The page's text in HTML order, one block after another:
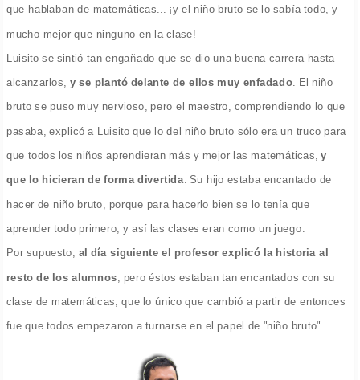
que hablaban de matemáticas... ¡y el niño bruto se lo sabía todo, y
mucho mejor que ninguno en la clase!
Luisito se sintió tan engañado que se dio una buena carrera hasta
alcanzarlos, y se plantó delante de ellos muy enfadado. El niño
bruto se puso muy nervioso, pero el maestro, comprendiendo lo que
pasaba, explicó a Luisito que lo del niño bruto sólo era un truco para
que todos los niños aprendieran más y mejor las matemáticas, y
que lo hicieran de forma divertida. Su hijo estaba encantado de
hacer de niño bruto, porque para hacerlo bien se lo tenía que
aprender todo primero, y así las clases eran como un juego.
Por supuesto, al día siguiente el profesor explicó la historia al
resto de los alumnos , pero éstos estaban tan encantados con su
clase de matemáticas, que lo único que cambió a partir de entonces
fue que todos empezaron a turnarse en el papel de "niño bruto".